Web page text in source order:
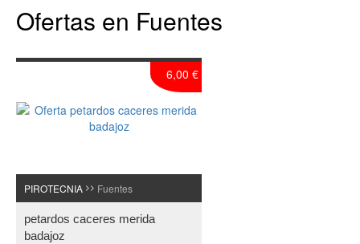
Ofertas en Fuentes
PIROTECNIA >> Fuentes
petardos caceres merida
badajoz
6,00 €